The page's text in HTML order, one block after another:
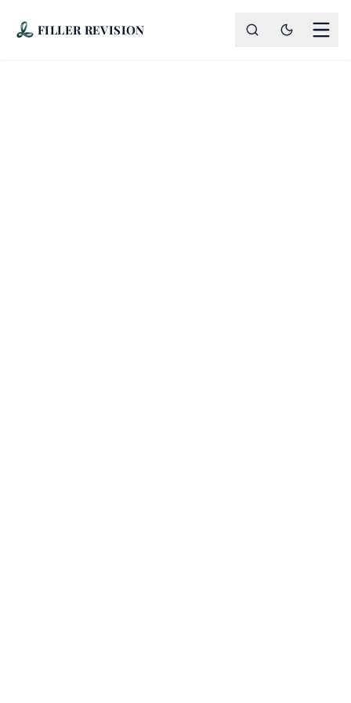
FILLER REVISION